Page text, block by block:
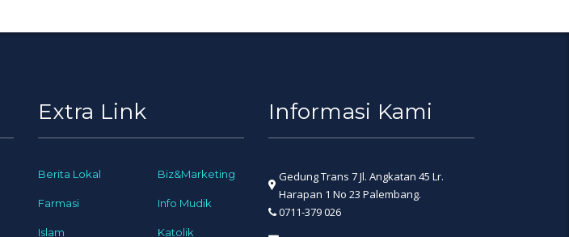
Extra Link
Berita Lokal Biz&Marketing
Farmasi Info Mudik
Islam Katolik
Informasi Kami
Gedung Trans 7 Jl. Angkatan 45 Lr.
Harapan 1 No 23 Palembang.
0711-379 026